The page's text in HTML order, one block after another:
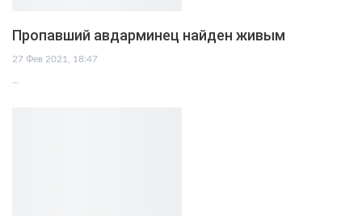
Пропавший авдарминец найден живым
27 Фев 2021, 18:47
…